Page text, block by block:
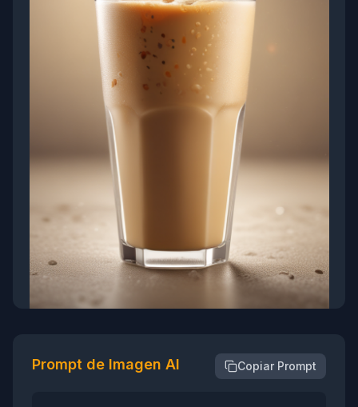
Prompt de Imagen AI Copiar Prompt